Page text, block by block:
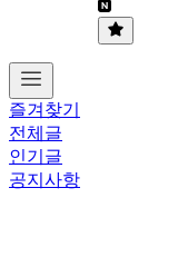
즐겨찾기
전체글
인기글
공지사항